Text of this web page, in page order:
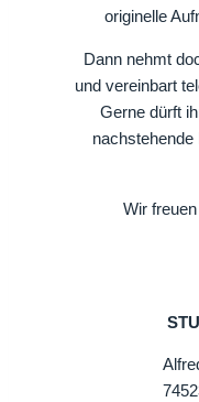
originelle
Dann nehmt
und vereinbart
Gerne dürft
Wir